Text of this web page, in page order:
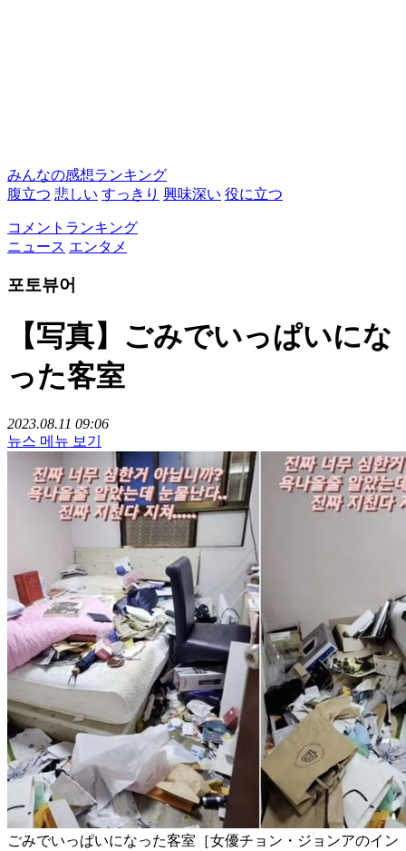
みんなの感想ランキング
腹立つ 悲しい すっきり 興味深い 役に立つ
コメントランキング
ニュース エンタメ
포토뷰어
【写真】ごみでいっぱいにな
った客室
2023.08.11 09:06
뉴스 메뉴 보기
ごみでいっぱいになった客室［女優チョン・ジョンアのイン